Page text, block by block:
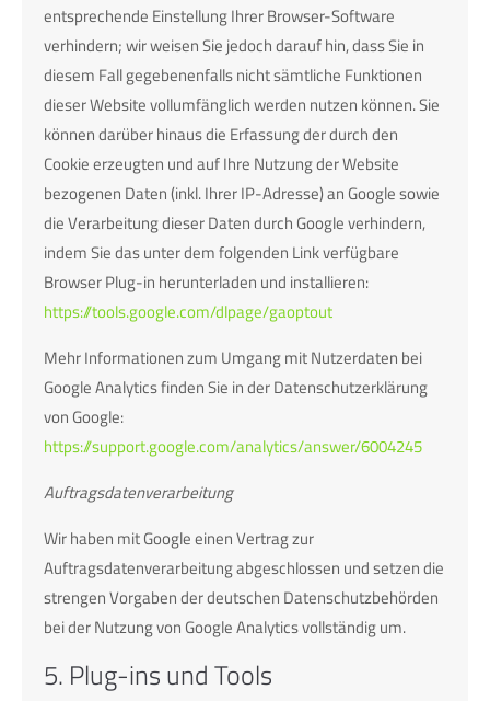
entsprechende Einstellung Ihrer Browser-Software
verhindern; wir weisen Sie jedoch darauf hin, dass Sie in
diesem Fall gegebenenfalls nicht sämtliche Funktionen
dieser Website vollumfänglich werden nutzen können. Sie
können darüber hinaus die Erfassung der durch den
Cookie erzeugten und auf Ihre Nutzung der Website
bezogenen Daten (inkl. Ihrer IP-Adresse) an Google sowie
die Verarbeitung dieser Daten durch Google verhindern,
indem Sie das unter dem folgenden Link verfügbare
Browser Plug-in herunterladen und installieren:
https://tools.google.com/dlpage/gaoptout
Mehr Informationen zum Umgang mit Nutzerdaten bei
Google Analytics finden Sie in der Datenschutzerklärung
von Google:
https://support.google.com/analytics/answer/6004245
Auftragsdatenverarbeitung
Wir haben mit Google einen Vertrag zur
Auftragsdatenverarbeitung abgeschlossen und setzen die
strengen Vorgaben der deutschen Datenschutzbehörden
bei der Nutzung von Google Analytics vollständig um.
5. Plug-ins und Tools